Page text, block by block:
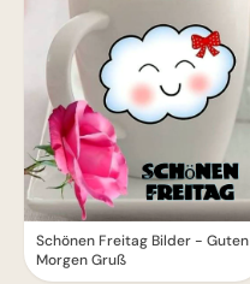
Schönen Freitag Bilder - Guten
Morgen Gruß